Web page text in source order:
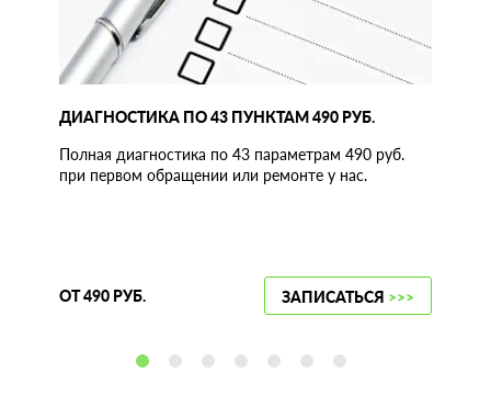
ДИАГНОСТИКА ПО 43 ПУНКТАМ 490 РУБ.
Полная диагностика по 43 параметрам 490 руб.
при первом обращении или ремонте у нас.
ОТ 490 РУБ. ЗАПИСАТЬСЯ >>>